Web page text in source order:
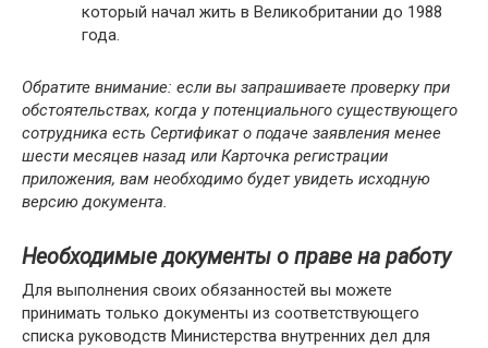
который начал жить в Великобритании до 1988
года.
Обратите внимание: если вы запрашиваете проверку при
обстоятельствах, когда у потенциального существующего
сотрудника есть Сертификат о подаче заявления менее
шести месяцев назад или Карточка регистрации
приложения, вам необходимо будет увидеть исходную
версию документа.
Необходимые документы о праве на работу
Для выполнения своих обязанностей вы можете
принимать только документы из соответствующего
списка руководств Министерства внутренних дел для